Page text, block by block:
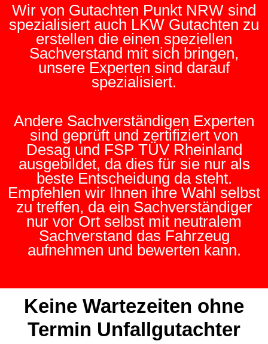
Wir von Gutachten Punkt NRW sind
spezialisiert auch LKW Gutachten zu
erstellen die einen speziellen
Sachverstand mit sich bringen,
unsere Experten sind darauf
spezialisiert.
Andere Sachverständigen Experten
sind geprüft und zertifiziert von
Desag und FSP TÜV Rheinland
ausgebildet, da dies für sie nur als
beste Entscheidung da steht.
Empfehlen wir Ihnen ihre Wahl selbst
zu treffen, da ein Sachverständiger
nur vor Ort selbst mit neutralem
Sachverstand das Fahrzeug
aufnehmen und bewerten kann.
Keine Wartezeiten ohne
Termin Unfallgutachter